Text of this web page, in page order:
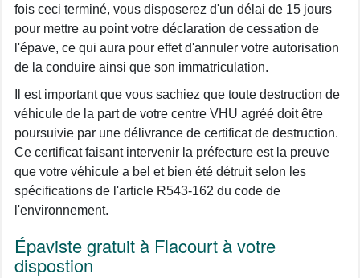
fois ceci terminé, vous disposerez d'un délai de 15 jours
pour mettre au point votre déclaration de cessation de
l'épave, ce qui aura pour effet d'annuler votre autorisation
de la conduire ainsi que son immatriculation.
Il est important que vous sachiez que toute destruction de
véhicule de la part de votre centre VHU agréé doit être
poursuivie par une délivrance de certificat de destruction.
Ce certificat faisant intervenir la préfecture est la preuve
que votre véhicule a bel et bien été détruit selon les
spécifications de l'article R543-162 du code de
l'environnement.
Épaviste gratuit à Flacourt à votre
dispostion